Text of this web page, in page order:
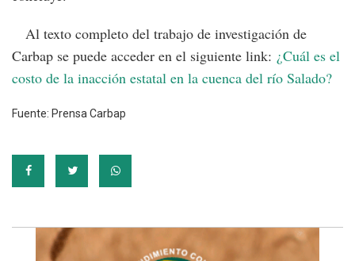
Al texto completo del trabajo de investigación de
Carbap se puede acceder en el siguiente link: ¿Cuál es el
costo de la inacción estatal en la cuenca del río Salado?
Fuente: Prensa Carbap